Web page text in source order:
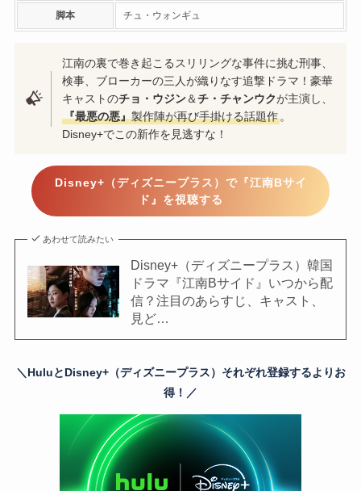
脚本 チュ・ウォンギュ
江南の裏で巻き起こるスリリングな事件に挑む刑事、
検事、ブローカーの三人が織りなす追撃ドラマ！豪華
キャストのチョ・ウジン＆チ・チャンウクが主演し、
『最悪の悪』製作陣が再び手掛ける話題作。
Disney+でこの新作を見逃すな！
Disney+（ディズニープラス）で『江南Bサイ
ド』を視聴する
あわせて読みたい
Disney+（ディズニープラス）韓国
ドラマ『江南Bサイド』いつから配
信？注目のあらすじ、キャスト、
見ど…
＼HuluとDisney+（ディズニープラス） それぞれ登録するよりお
得！／